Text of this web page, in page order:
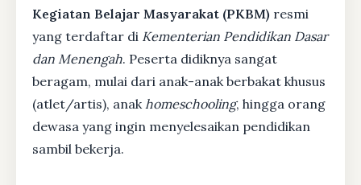
Kegiatan Belajar Masyarakat (PKBM) resmi
yang terdaftar di Kementerian Pendidikan Dasar
dan Menengah. Peserta didiknya sangat
beragam, mulai dari anak-anak berbakat khusus
(atlet/artis), anakhomeschooling, hingga orang
dewasa yang ingin menyelesaikan pendidikan
sambil bekerja.